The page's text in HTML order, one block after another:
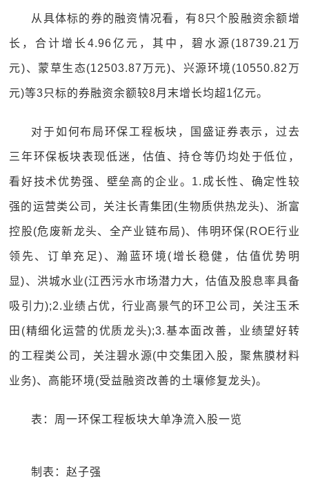
从具体标的券的融资情况看，有8只个股融资余额增
长，合计增长4.96亿元，其中，碧水源(18739.21万
元)、蒙草生态(12503.87万元)、兴源环境(10550.82万
元)等3只标的券融资余额较8月末增长均超1亿元。
对于如何布局环保工程板块，国盛证券表示，过去
三年环保板块表现低迷，估值、持仓等仍均处于低位，
看好技术优势强、壁垒高的企业。1.成长性、确定性较
强的运营类公司，关注长青集团(生物质供热龙头)、浙富
控股(危废新龙头、全产业链布局)、伟明环保(ROE行业
领先、订单充足)、瀚蓝环境(增长稳健，估值优势明
显)、洪城水业(江西污水市场潜力大，估值及股息率具备
吸引力);2.业绩占优，行业高景气的环卫公司，关注玉禾
田(精细化运营的优质龙头);3.基本面改善，业绩望好转
的工程类公司，关注碧水源(中交集团入股，聚焦膜材料
业务)、高能环境(受益融资改善的土壤修复龙头)。
表：周一环保工程板块大单净流入股一览
制表：赵子强